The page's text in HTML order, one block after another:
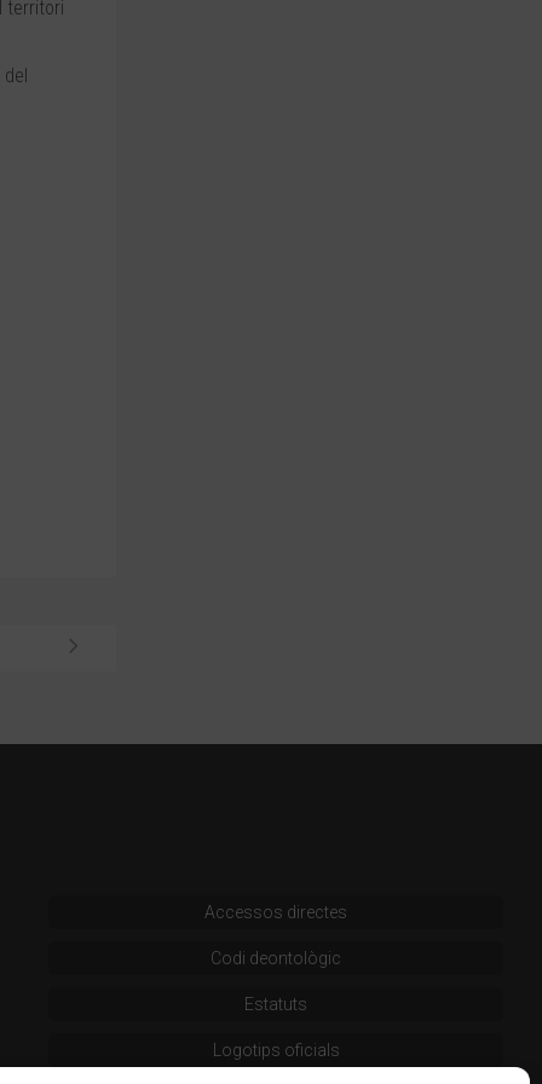
territori
Accessos directes
Codi deontològic
Estatuts
Logotips oficials